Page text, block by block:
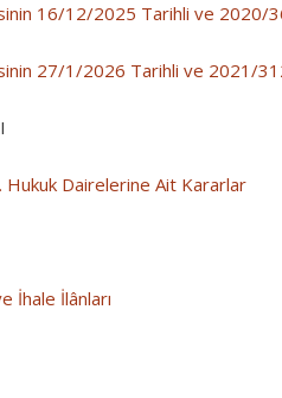
16/12/2025 Tarihli ve 2020/
27/1/2026 Tarihli ve 2021/
Hukuk Dairelerine Ait Kararlar
İhale İlânları